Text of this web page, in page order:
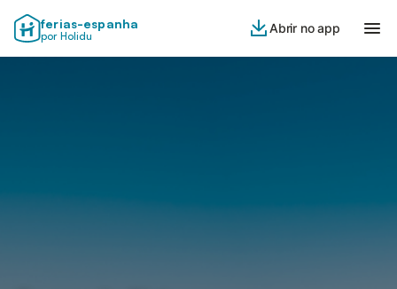
ferias-espanha
por Holidu
Abrir no app